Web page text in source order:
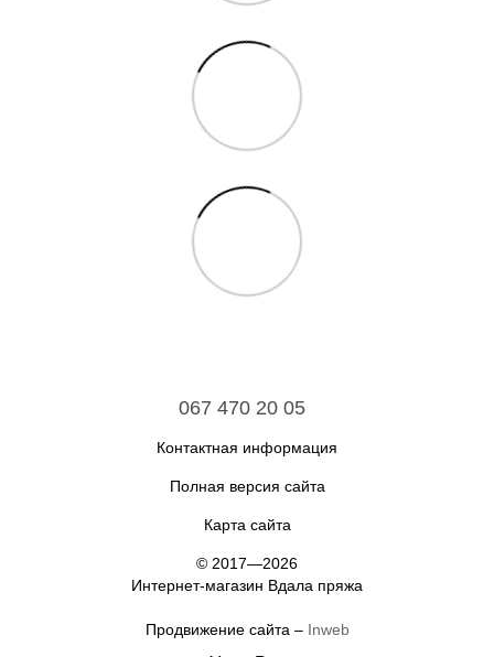
067 470 20 05
Контактная информация
Полная версия сайта
Карта сайта
© 2017—2026
Интернет-магазин Вдала пряжа
Продвижение сайта – Inweb